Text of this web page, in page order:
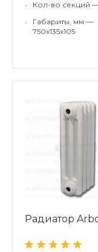
•
Кол-во секций
•
Габариты, мм —
750x135x105
Радиатор